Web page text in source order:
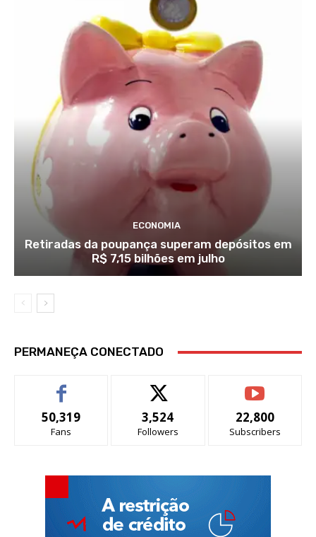
ECONOMIA
Retiradas da poupança superam depósitos em
R$ 7,15 bilhões em julho
PERMANEÇA CONECTADO
50,319
Fans
3,524
Followers
22,800
Subscribers